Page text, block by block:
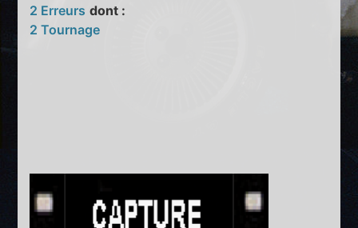
2 Erreurs dont :
2 Tournage